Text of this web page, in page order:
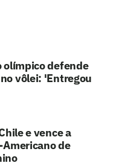
olímpico defende
vôlei: 'Entregou
e vence a
de